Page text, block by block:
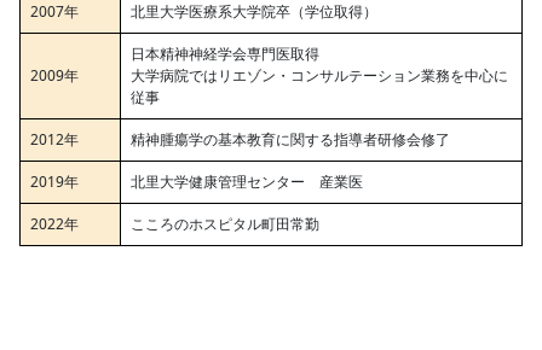
2007年 北里大学医療系大学院卒（学位取得）
2009年
日本精神神経学会専門医取得
大学病院ではリエゾン・コンサルテーション業務を中心に
従事
2012年 精神腫瘍学の基本教育に関する指導者研修会修了
2019年 北里大学健康管理センター 産業医
2022年 こころのホスピタル町田常勤